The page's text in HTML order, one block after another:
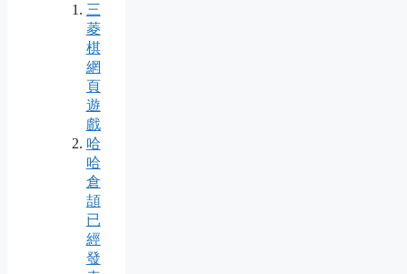
三
菱
棋
網
頁
遊
戲
哈
哈
倉
頡
已
經
發